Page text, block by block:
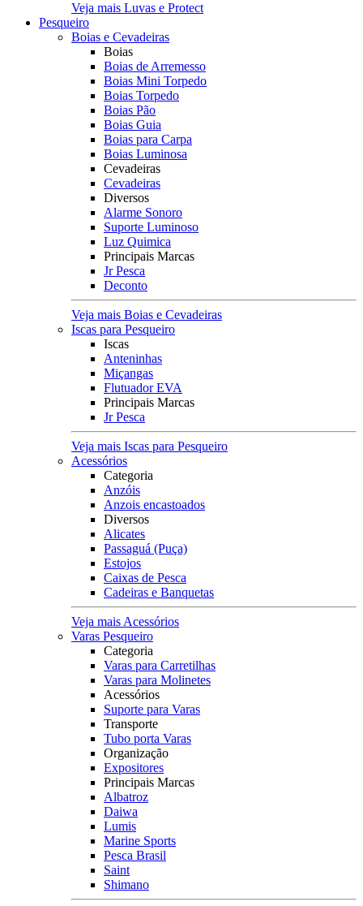
Veja mais Luvas e Protect
Pesqueiro
Boias e Cevadeiras
Boias
Boias de Arremesso
Boias Mini Torpedo
Boias Torpedo
Boias Pão
Boias Guia
Boias para Carpa
Boias Luminosa
Cevadeiras
Cevadeiras
Diversos
Alarme Sonoro
Suporte Luminoso
Luz Quimica
Principais Marcas
Jr Pesca
Deconto
Veja mais Boias e Cevadeiras
Iscas para Pesqueiro
Iscas
Anteninhas
Miçangas
Flutuador EVA
Principais Marcas
Jr Pesca
Veja mais Iscas para Pesqueiro
Acessórios
Categoria
Anzóis
Anzois encastoados
Diversos
Alicates
Passaguá (Puça)
Estojos
Caixas de Pesca
Cadeiras e Banquetas
Veja mais Acessórios
Varas Pesqueiro
Categoria
Varas para Carretilhas
Varas para Molinetes
Acessórios
Suporte para Varas
Transporte
Tubo porta Varas
Organização
Expositores
Principais Marcas
Albatroz
Daiwa
Lumis
Marine Sports
Pesca Brasil
Saint
Shimano